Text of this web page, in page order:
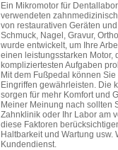
Ein Mikromotor für
verwendeten
von restaurativen Geräten
Schmuck, Nagel, Gravur,
wurde entwickelt, um Ihre
einen leistungsstarken Motor,
kompliziertesten Aufgaben
Mit dem Fußpedal können
Eingriffen gewährleisten. Die
sorgen für mehr Komfort und
Meiner Meinung nach sollten
Zahnklinik oder Ihr Labor am
diese Faktoren
Haltbarkeit und Wartung
Kundendienst.